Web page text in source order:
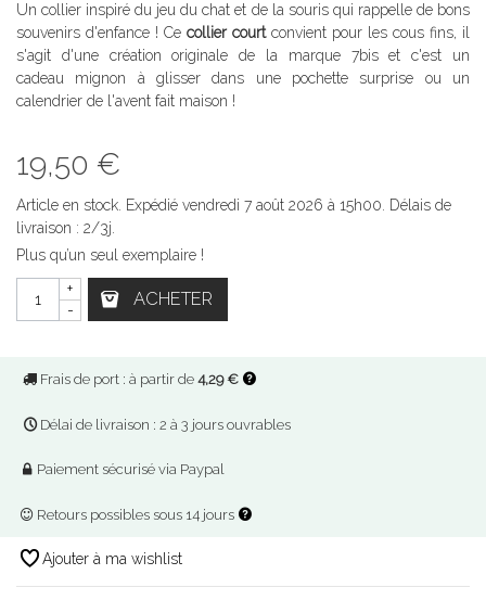
Un collier inspiré du jeu du chat et de la souris qui rappelle de bons
souvenirs d'enfance ! Ce collier courtconvient pour les cous fins, il
s'agit d'une création originale de la marque 7bis et c'est un
cadeau mignon à glisser dans une pochette surprise ou un
calendrier de l'avent fait maison !
19,50 €
Article en stock. Expédié vendredi 7 août 2026 à 15h00. Délais de
livraison : 2/3j.
Plus qu’un seul exemplaire !
-
+ ACHETER
Frais de port : à partir de 4,29 €
Délai de livraison : 2 à 3 jours ouvrables
Paiement sécurisé via Paypal
Retours possibles sous 14 jours
Ajouter à ma wishlist